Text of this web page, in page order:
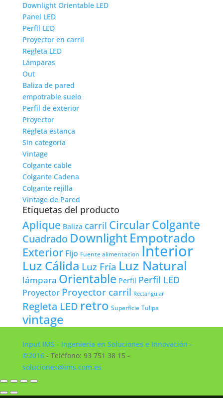
Downlight Orientable LED
Panel LED
Perfil LED
Proyector en carril
Regleta LED
Lámparas
Out
Baliza de pared
empotrable suelo
Perfil de exterior
Proyector
Regleta estanca
Sin categoría
Vintage
Colgante cable
Colgante Cadena
Colgante rejilla
Vintage de Pared
Etiquetas del producto
Aplique Baliza carril CircularColgante
Cuadrado DownlightEmpotrado
Exterior Fijo Fuente alimentacion Interior
Luz Cálida Luz Fría Luz Natural
lámpara Orientable Perfil Perfil LED
Proyector Proyector carril Rectangular
Regleta LED retro Superficie Tulipa
vintage
Input IMS - Ingeniería en Soluciones e Innovación -
©2016- Teléfono: 93 751 38 15 -
soluciones@ims.com.es